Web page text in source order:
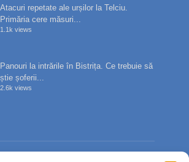
Atacuri repetate ale urșilor la Telciu.
Primăria cere măsuri...
1.1k views
Panouri la intrările în Bistrița. Ce trebuie să
știe șoferii...
2.6k views